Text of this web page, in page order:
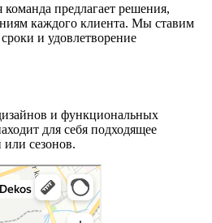
предлагает решения,
каждого клиента. Мы ставим
и удовлетворение
и функциональных
для себя подходящее
сезонов.